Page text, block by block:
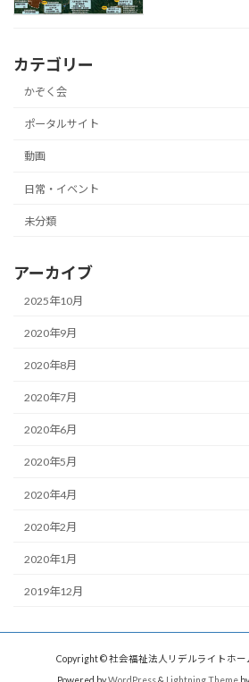
カテゴリー
かぞく会
ポータルサイト
動画
日常・イベント
未分類
アーカイブ
2025年10月
2020年9月
2020年8月
2020年7月
2020年6月
2020年5月
2020年4月
2020年2月
2020年1月
2019年12月
Copyright © 社会福祉法人リデルライトホー